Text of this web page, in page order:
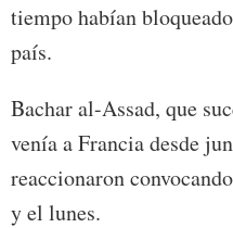
tiempo habían
país.
Bachar al-Assad, que
venía a Francia desde
reaccionaron
y el lunes.